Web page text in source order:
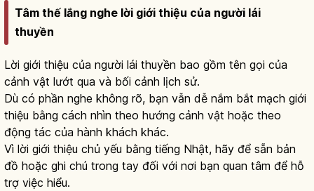
Tâm thế lắng nghe lời giới thiệu của người lái
thuyền
Lời giới thiệu của người lái thuyền bao gồm tên gọi của
cảnh vật lướt qua và bối cảnh lịch sử.
Dù có phần nghe không rõ, bạn vẫn dễ nắm bắt mạch giới
thiệu bằng cách nhìn theo hướng cảnh vật hoặc theo
động tác của hành khách khác.
Vì lời giới thiệu chủ yếu bằng tiếng Nhật, hãy để sẵn bản
đồ hoặc ghi chú trong tay đối với nơi bạn quan tâm để hỗ
trợ việc hiểu.